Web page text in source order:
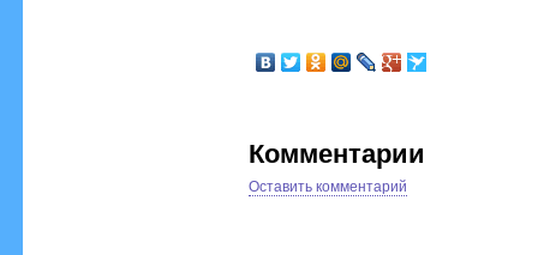
Комментарии
Оставить комментарий